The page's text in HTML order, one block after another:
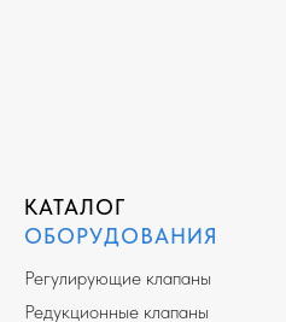
КАТАЛОГ
ОБОРУДОВАНИЯ
Регулирующие клапаны
Редукционные клапаны